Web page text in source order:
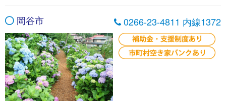
岡谷市 0266-23-4811 内線1372